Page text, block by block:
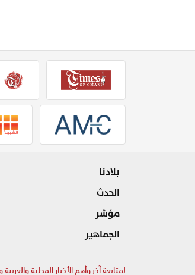
بلادنا
الحدث
مؤشر
الجماهير
لمتابعة آخر وأهم الأخبار المحلية